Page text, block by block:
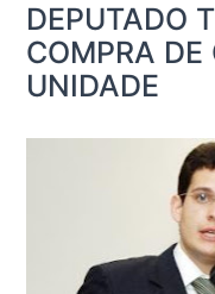
DEPUTADO
COMPRA DE
UNIDADE